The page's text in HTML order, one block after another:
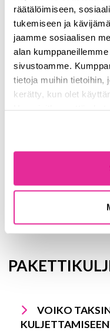
räätälöimiseen,
tukemiseen ja
jaamme sosiaalisen
alan
sivustoamme.
tietoja muihin tietoihin,
kerätty, kun olet
LEMMIKIT
VOIKO
VOIKO
SUUREMPIA
VOIKO